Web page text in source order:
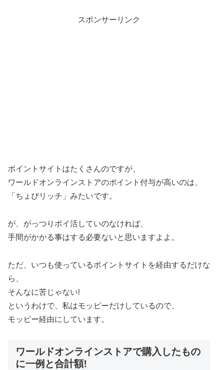
スポンサーリンク
ポイントサイトはたくさんのですが、
ワールドオンラインストアのポイント付与が高いのは、
「ちょびリッチ」みたいです。
が、がっつりポイ活していのなければ、
手間がかかる事はする必要ないと思いますよよ。
ただ、いつも使っているポイントサイトを経由するだけな
ら、
そんなに苦じゃない!
というわけで、私はモッピーだけしているので、
モッピー経由にしています。
ワールドオンラインストアで購入したもの
に一例と合計額!